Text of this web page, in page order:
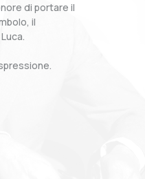
di portare il
il